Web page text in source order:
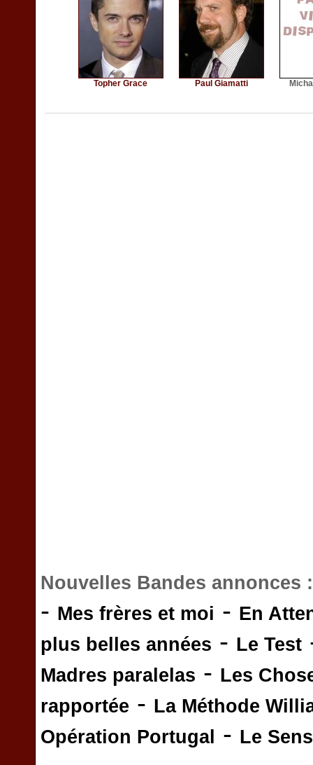
Topher Grace Paul Giamatti
Nouvelles Bandes annonces
- Mes frères et moi - En
plus belles années - Le Test
Madres paralelas - Les
rapportée - La Méthode
Opération Portugal
- Le